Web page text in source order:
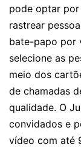
pode optar por
rastrear
bate-papo por
selecione as
meio dos
de chamadas
qualidade. O
convidados e
vídeo com até